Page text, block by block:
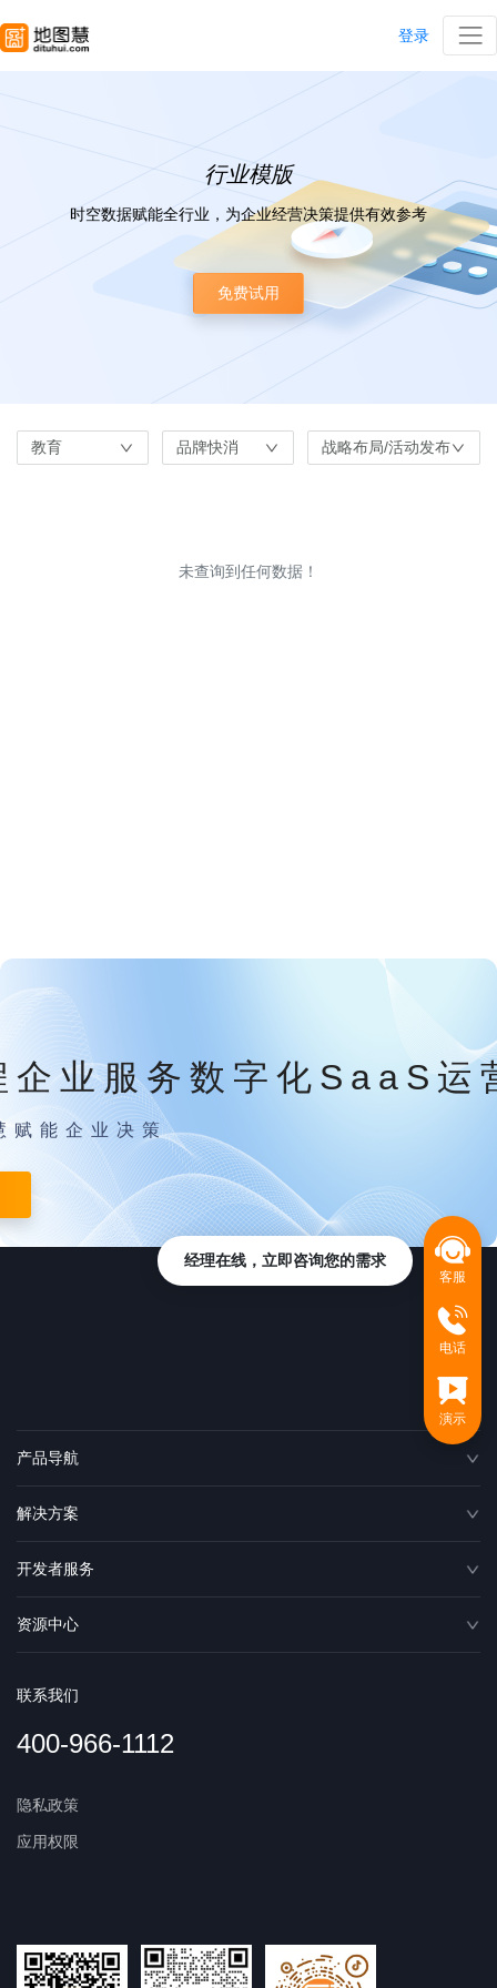
登录
行业模版
时空数据赋能全行业，为企业经营决策提供有效参考
免费试用
教育 品牌快消 战略布局/活动发布
未查询到任何数据！
企业服务数字化SaaS运
赋能企业决策
产品导航
解决方案
开发者服务
资源中心
联系我们
400-966-1112
隐私政策
应用权限
客服
电话
演示
经理在线，立即咨询您的需求